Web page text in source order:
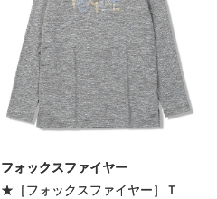
フォックスファイヤー
★［フォックスファイヤー］Ｔ